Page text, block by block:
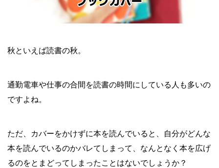
秋といえば読書の秋。
通勤電車や仕事の合間を読書の時間にしている人も多いの
ですよね。
ただ、カバーをかけずに本を読んでいると、自分がどんな
本を読んでいるのかバレてしまって、なんとなく本を広げ
るのをとまどってしまったことはないでしょうか？